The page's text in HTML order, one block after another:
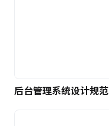
后台管理系统设计规范